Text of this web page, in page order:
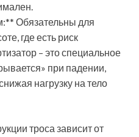
Обязательны для
где есть риск
– это специальное
при падении,
нагрузку на тело
троса зависит от